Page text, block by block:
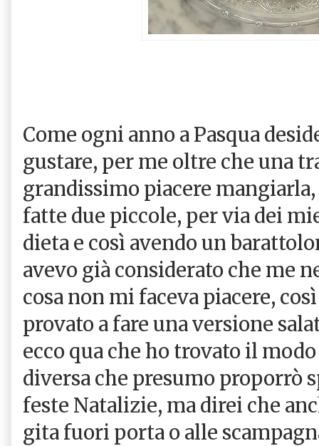
Come ogni anno a Pasqua
gustare, per me oltre che una
grandissimo piacere
fatte due piccole, per via dei
dieta e così avendo un
avevo già considerato che me
cosa non mi faceva piacere,
provato a fare una versione
ecco qua che ho trovato il
diversa che presumo proporrò
feste Natalizie, ma direi che
gita fuori porta o alle